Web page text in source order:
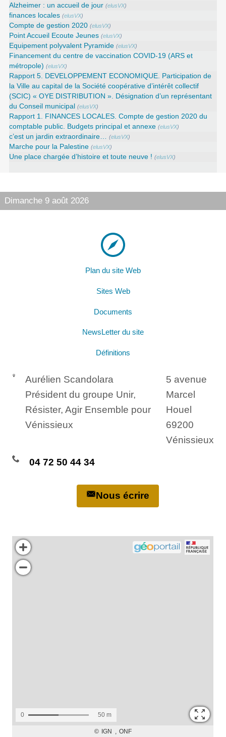
Alzheimer : un accueil de jour (elusVX)
finances locales (elusVX)
Compte de gestion 2020 (elusVX)
Point Accueil Ecoute Jeunes (elusVX)
Equipement polyvalent Pyramide (elusVX)
Financement du centre de vaccination COVID-19 (ARS et
métropole) (elusVX)
Rapport 5. DEVELOPPEMENT ECONOMIQUE. Participation de
la Ville au capital de la Société coopérative d’intérêt collectif
(SCIC) « OYE DISTRIBUTION ». Désignation d’un représentant
du Conseil municipal
(elusVX)
Rapport 1. FINANCES LOCALES. Compte de gestion 2020 du
comptable public. Budgets principal et annexe (elusVX)
c’est un jardin extraordinaire… (elusVX)
Marche pour la Palestine (elusVX)
Une place chargée d’histoire et toute neuve ! (elusVX)
Dimanche 9 août 2026
Plan du site Web
Sites Web
Documents
NewsLetter du site
Définitions
Aurélien Scandolara
Président du groupe Unir,
Résister, Agir Ensemble pour
Vénissieux
5 avenue
Marcel
Houel
69200
Vénissieux
04 72 50 44 34
Nous écrire